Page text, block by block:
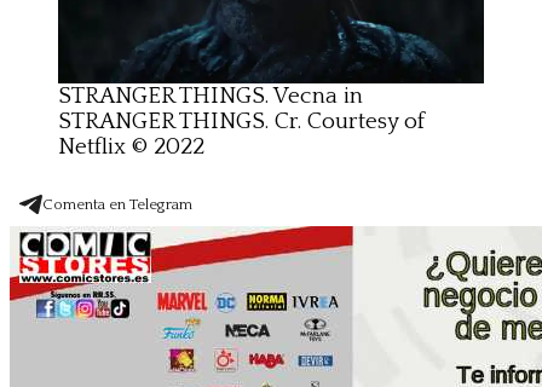
STRANGER THINGS. Vecna in
STRANGER THINGS. Cr. Courtesy of
Netflix © 2022
Comenta en Telegram